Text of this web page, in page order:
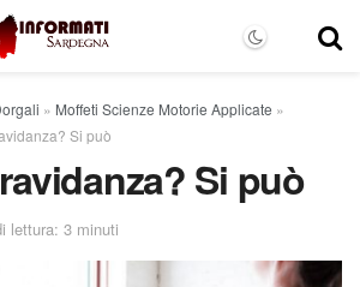
» Moffeti Scienze Motorie Applicate »
Si può
Si può
lettura: 3 minuti